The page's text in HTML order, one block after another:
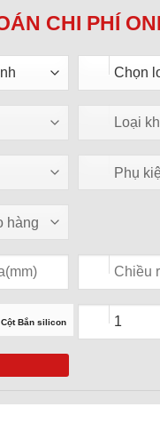
CHI PHÍ
Cột Bắn silicon